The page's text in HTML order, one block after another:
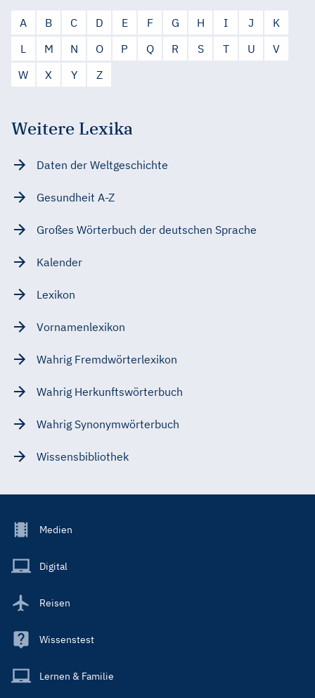
A B C D E F G H I J
K
L
M N O P Q R S T U
V
W
X Y Z
Weitere Lexika
Daten der Weltgeschichte
Gesundheit A-Z
Großes Wörterbuch der deutschen Sprache
Kalender
Lexikon
Vornamenlexikon
Wahrig Fremdwörterlexikon
Wahrig Herkunftswörterbuch
Wahrig Synonymwörterbuch
Wissensbibliothek
Footer
Main
Medien
Digital
Reisen
Wissenstest
Lernen & Familie